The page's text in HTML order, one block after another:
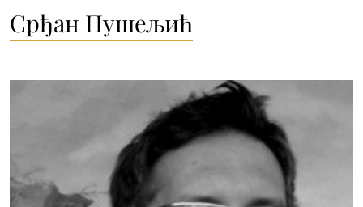
Срђан Пушељић